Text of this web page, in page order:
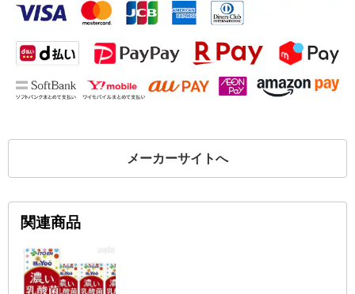
メーカーサイトへ
関連商品